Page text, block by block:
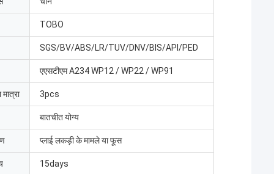
TOBO
SGS/BV/ABS/LR/TUV/DNV/BIS/API/PED
एएसटीएम A234 WP12 / WP22 / WP91
3pcs
बातचीत योग्य
प्लाई लकड़ी के मामले या फूस
15days